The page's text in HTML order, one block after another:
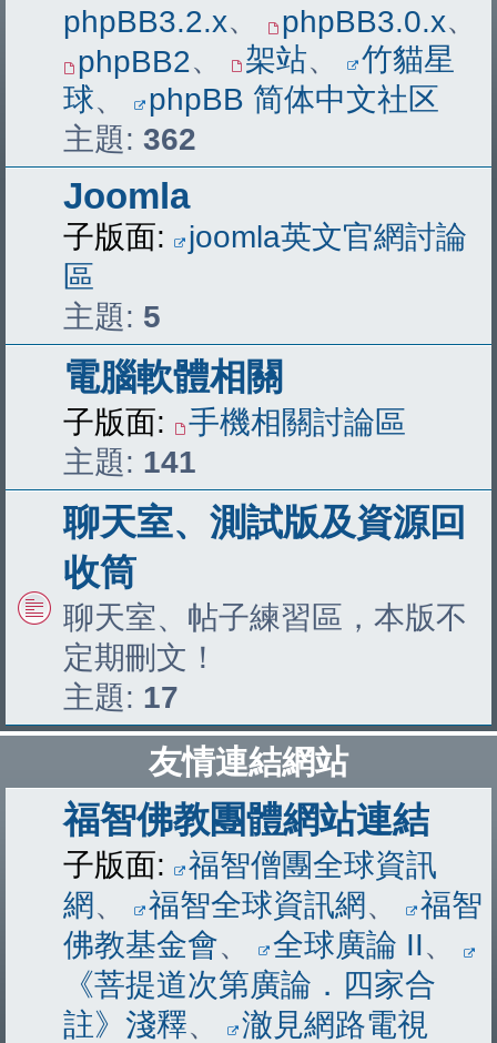
phpBB3.2.x、 phpBB3.0.x、
phpBB2、 架站、
竹貓星
球、
phpBB 简体中文社区
主題: 362
Joomla
子版面:
joomla英文官網討論
區
主題: 5
電腦軟體相關
子版面:
手機相關討論區
主題: 141
聊天室、測試版及資源回
收筒
聊天室、帖子練習區，本版不
定期刪文！
主題: 17
友情連結網站
福智佛教團體網站連結
子版面:
福智僧團全球資訊
網、 福智全球資訊網、
福智
佛教基金會、 全球廣論 II、
《菩提道次第廣論．四家合
註》淺釋、
澈見網路電視